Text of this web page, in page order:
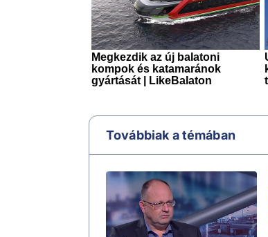
Továbbiak a témában